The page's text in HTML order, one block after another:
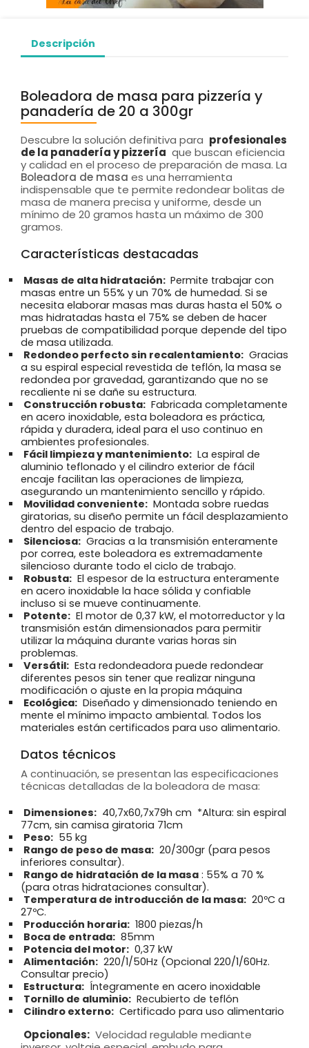
Descripción
Boleadora de masa para pizzería y
panadería de 20 a 300gr
Descubre la solución definitiva para profesionales
de la panadería y pizzería que buscan eficiencia
y calidad en el proceso de preparación de masa. La
Boleadora de masa es una herramienta
indispensable que te permite redondear bolitas de
masa de manera precisa y uniforme, desde un
mínimo de 20 gramos hasta un máximo de 300
gramos.
Características destacadas
Masas de alta hidratación: Permite trabajar con
masas entre un 55% y un 70% de humedad. Si se
necesita elaborar masas mas duras hasta el 50% o
mas hidratadas hasta el 75% se deben de hacer
pruebas de compatibilidad porque depende del tipo
de masa utilizada.
Redondeo perfecto sin recalentamiento: Gracias
a su espiral especial revestida de teflón, la masa se
redondea por gravedad, garantizando que no se
recaliente ni se dañe su estructura.
Construcción robusta: Fabricada completamente
en acero inoxidable, esta boleadora es práctica,
rápida y duradera, ideal para el uso continuo en
ambientes profesionales.
Fácil limpieza y mantenimiento: La espiral de
aluminio teflonado y el cilindro exterior de fácil
encaje facilitan las operaciones de limpieza,
asegurando un mantenimiento sencillo y rápido.
Movilidad conveniente: Montada sobre ruedas
giratorias, su diseño permite un fácil desplazamiento
dentro del espacio de trabajo.
Silenciosa: Gracias a la transmisión enteramente
por correa, este boleadora es extremadamente
silencioso durante todo el ciclo de trabajo.
Robusta: El espesor de la estructura enteramente
en acero inoxidable la hace sólida y confiable
incluso si se mueve continuamente.
Potente: El motor de 0,37 kW, el motorreductor y la
transmisión están dimensionados para permitir
utilizar la máquina durante varias horas sin
problemas.
Versátil: Esta redondeadora puede redondear
diferentes pesos sin tener que realizar ninguna
modificación o ajuste en la propia máquina
Ecológica: Diseñado y dimensionado teniendo en
mente el mínimo impacto ambiental. Todos los
materiales están certificados para uso alimentario.
Datos técnicos
A continuación, se presentan las especificaciones
técnicas detalladas de la boleadora de masa:
Dimensiones: 40,7x60,7x79h cm *Altura: sin espiral
77cm, sin camisa giratoria 71cm
Peso: 55 kg
Rango de peso de masa: 20/300gr (para pesos
inferiores consultar).
Rango de hidratación de la masa : 55% a 70 %
(para otras hidrataciones consultar).
Temperatura de introducción de la masa: 20ºC a
27ºC.
Producción horaria: 1800 piezas/h
Boca de entrada: 85mm
Potencia del motor: 0,37 kW
Alimentación: 220/1/50Hz (Opcional 220/1/60Hz.
Consultar precio)
Estructura: Íntegramente en acero inoxidable
Tornillo de aluminio: Recubierto de teflón
Cilindro externo: Certificado para uso alimentario
Opcionales: Velocidad regulable mediante